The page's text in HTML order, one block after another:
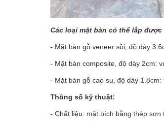
Các loại mặt bàn có thể lắp
- Mặt bàn gỗ veneer sồi, độ dày
- Mặt bàn composite, độ dày 2cm:
- Mặt bàn gỗ cao su, độ dày 1.8cm:
Thông số kỹ thuật:
- Chất liệu: mặt bích bằng thép sơn